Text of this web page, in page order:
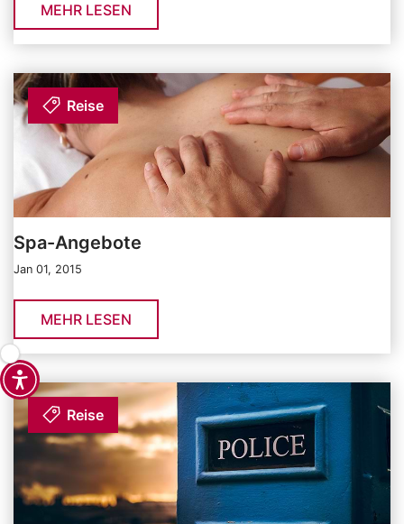
MEHR LESEN
Reise
Spa-Angebote
Jan 01, 2015
MEHR LESEN
Reise